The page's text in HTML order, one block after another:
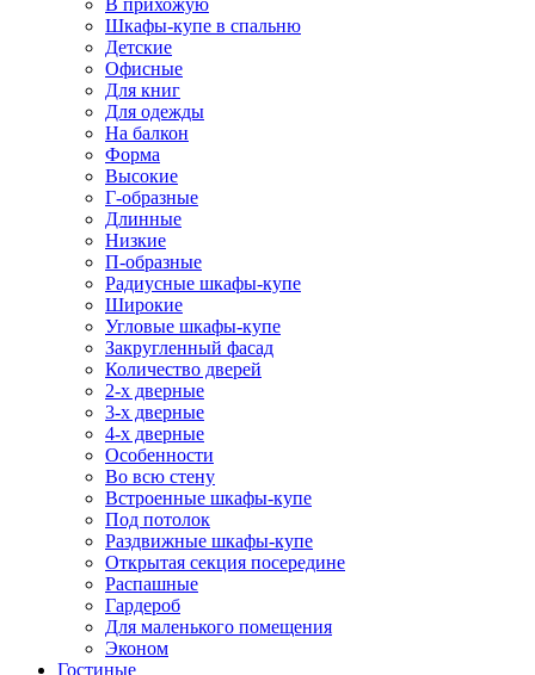
В прихожую
Шкафы-купе в спальню
Детские
Офисные
Для книг
Для одежды
На балкон
Форма
Высокие
Г-образные
Длинные
Низкие
П-образные
Радиусные шкафы-купе
Широкие
Угловые шкафы-купе
Закругленный фасад
Количество дверей
2-х дверные
3-х дверные
4-х дверные
Особенности
Во всю стену
Встроенные шкафы-купе
Под потолок
Раздвижные шкафы-купе
Открытая секция посередине
Распашные
Гардероб
Для маленького помещения
Эконом
Гостиные